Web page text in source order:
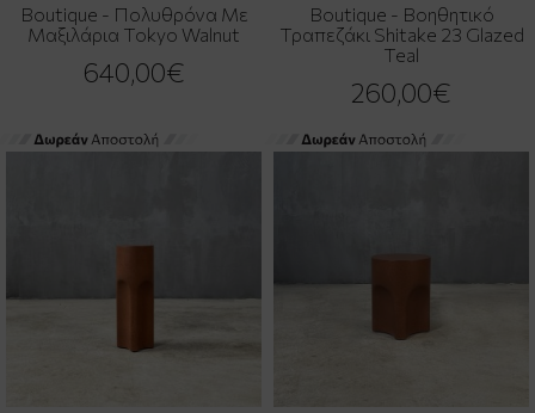
Boutique - Πολυθρόνα Με
Μαξιλάρια Tokyo Walnut
640,00€
Boutique - Βοηθητικό
Τραπεζάκι Shitake 23 Glazed
Teal
260,00€